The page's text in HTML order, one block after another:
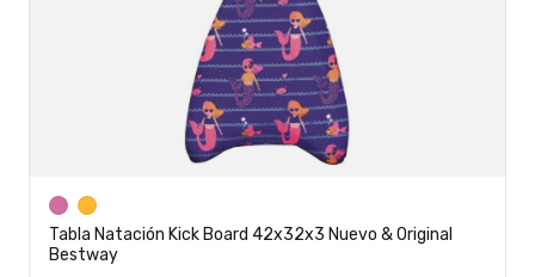
Tabla Natación Kick Board 42x32x3 Nuevo & Original
Bestway